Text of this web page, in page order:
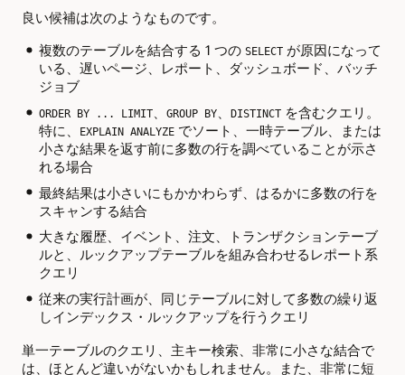
良い候補は次のようなものです。
複数のテーブルを結合する 1 つの SELECTが原因になって
いる、遅いページ、レポート、ダッシュボード、バッチ
ジョブ
ORDER BY ... LIMIT、 GROUP BY、 DISTINCTを含むクエリ。
特に、
EXPLAIN ANALYZEでソート、一時テーブル、または
小さな結果を返す前に多数の行を調べていることが示さ
れる場合
最終結果は小さいにもかかわらず、はるかに多数の行を
スキャンする結合
大きな履歴、イベント、注文、トランザクションテーブ
ルと、ルックアップテーブルを組み合わせるレポート系
クエリ
従来の実行計画が、同じテーブルに対して多数の繰り返
しインデックス・ルックアップを行うクエリ
単一テーブルのクエリ、主キー検索、非常に小さな結合で
は、ほとんど違いがないかもしれません。また、非常に短